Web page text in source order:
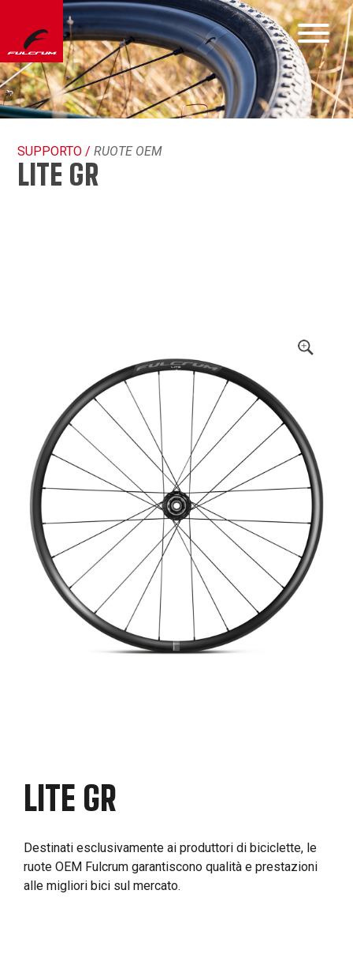
SUPPORTO /RUOTE OEM
LITE GR
LITE GR
Destinati esclusivamente ai produttori di biciclette, le
ruote OEM Fulcrum garantiscono qualità e prestazioni
alle migliori bici sul mercato.